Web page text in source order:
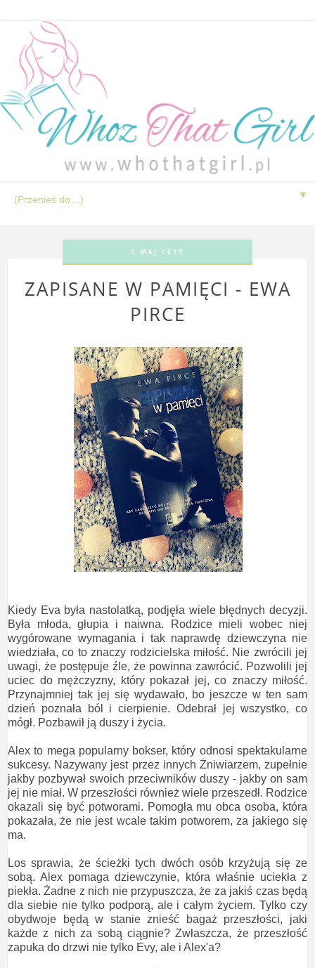
▼
5 MAJ 2019
ZAPISANE W PAMIĘCI - EWA
PIRCE
Kiedy Eva była nastolatką, podjęła wiele błędnych decyzji.
Była młoda, głupia i naiwna. Rodzice mieli wobec niej
wygórowane wymagania i tak naprawdę dziewczyna nie
wiedziała, co to znaczy rodzicielska miłość. Nie zwrócili jej
uwagi, że postępuje źle, że powinna zawrócić. Pozwolili jej
uciec do mężczyzny, który pokazał jej, co znaczy miłość.
Przynajmniej tak jej się wydawało, bo jeszcze w ten sam
dzień poznała ból i cierpienie. Odebrał jej wszystko, co
mógł. Pozbawił ją duszy i życia.
Alex to mega popularny bokser, który odnosi spektakularne
sukcesy. Nazywany jest przez innych Żniwiarzem, zupełnie
jakby pozbywał swoich przeciwników duszy - jakby on sam
jej nie miał. W przeszłości również wiele przeszedł. Rodzice
okazali się być potworami. Pomogła mu obca osoba, która
pokazała, że nie jest wcale takim potworem, za jakiego się
ma.
Los sprawia, że ścieżki tych dwóch osób krzyżują się ze
sobą. Alex pomaga dziewczynie, która właśnie uciekła z
piekła. Żadne z nich nie przypuszcza, że za jakiś czas będą
dla siebie nie tylko podporą, ale i całym życiem. Tylko czy
obydwoje będą w stanie znieść bagaż przeszłości, jaki
każde z nich za sobą ciągnie? Zwłaszcza, że przeszłość
zapuka do drzwi nie tylko Evy, ale i Alex'a?